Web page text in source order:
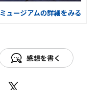
ミュージアムの詳細をみる
感想を書く